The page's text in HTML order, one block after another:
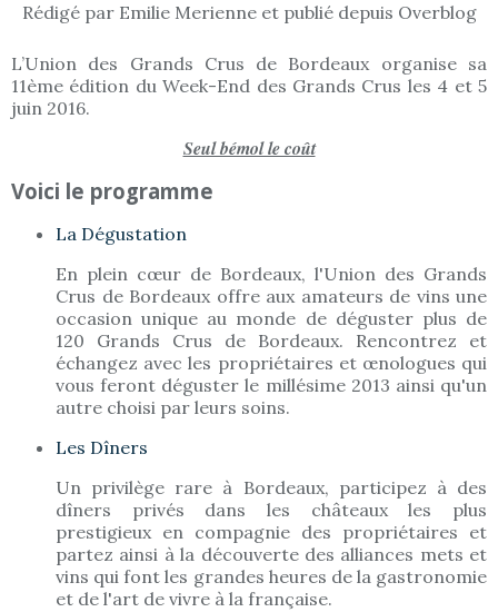
Rédigé par Emilie Merienne et publié depuis Overblog
L’Union des Grands Crus de Bordeaux organise sa
11ème édition du Week-End des Grands Crus les 4 et 5
juin 2016.
Seul bémol le coût
Voici le programme
La Dégustation
En plein cœur de Bordeaux, l'Union des Grands
Crus de Bordeaux offre aux amateurs de vins une
occasion unique au monde de déguster plus de
120 Grands Crus de Bordeaux. Rencontrez et
échangez avec les propriétaires et œnologues qui
vous feront déguster le millésime 2013 ainsi qu'un
autre choisi par leurs soins.
Les Dîners
Un privilège rare à Bordeaux, participez à des
dîners privés dans les châteaux les plus
prestigieux en compagnie des propriétaires et
partez ainsi à la découverte des alliances mets et
vins qui font les grandes heures de la gastronomie
et de l'art de vivre à la française.